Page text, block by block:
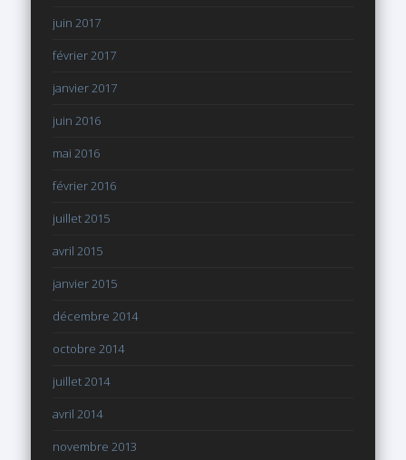
juin 2017
février 2017
janvier 2017
juin 2016
mai 2016
février 2016
juillet 2015
avril 2015
janvier 2015
décembre 2014
octobre 2014
juillet 2014
avril 2014
novembre 2013